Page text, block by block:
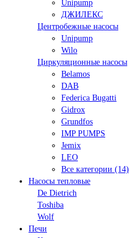
Unipump
ДЖИЛЕКС
Центробежные насосы
Unipump
Wilo
Циркуляционные насосы
Belamos
DAB
Federica Bugatti
Gidrox
Grundfos
IMP PUMPS
Jemix
LEO
Все категории (14)
Насосы тепловые
De Dietrich
Toshiba
Wolf
Печи